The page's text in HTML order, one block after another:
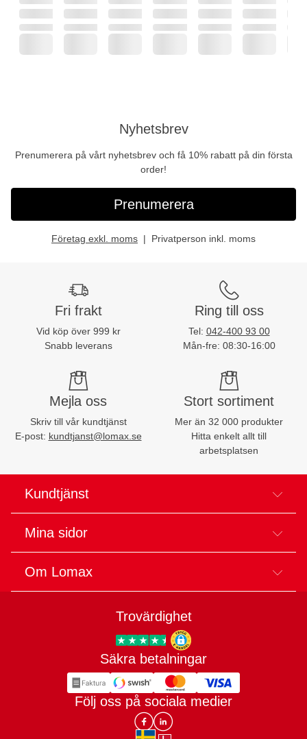
Nyhetsbrev
Prenumerera på vårt nyhetsbrev och få 10% rabatt på din första
order!
Prenumerera
Företag exkl. moms Privatperson inkl. moms
Fri frakt
Vid köp över 999 kr
Snabb leverans
Ring till oss
Tel: 042-400 93 00
Mån-fre: 08:30-16:00
Mejla oss
Skriv till vår kundtjänst
E-post: kundtjanst@lomax.se
Stort sortiment
Mer än 32 000 produkter
Hitta enkelt allt till
arbetsplatsen
Kundtjänst
Mina sidor
Om Lomax
Trovärdighet
Trygg E-handel
Säkra betalningar
Följ oss på sociala medier
Lomax DK Facebook
Lomax SE LinkIn